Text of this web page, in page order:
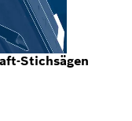
Stichsägen